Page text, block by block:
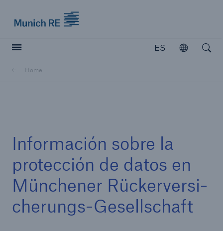
ES
Abrir
Home
Información sobre la
protección de datos en
Münchener Rückerversi-
cherungs-Gesellschaft
Home
Solutions
Empresa